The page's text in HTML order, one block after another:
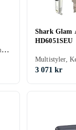
Plattång, Keramisk beläggning, Avjoniserande, Rörligt sladdfäste, Automatisk avstängning, 185 grader
Shark Glam
HD6051SEU
3 071 kr